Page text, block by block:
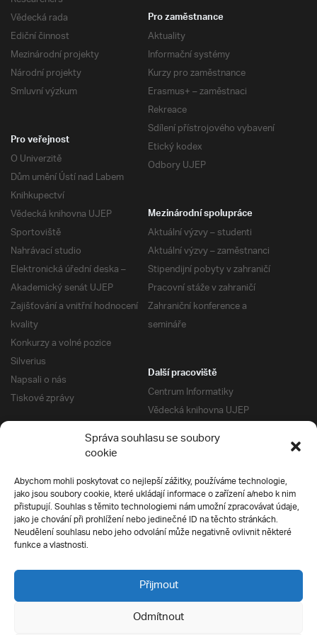
Správa souhlasu se soubory
cookie
Abychom mohli poskytovat co nejlepší zážitky, používáme technologie,
jako jsou soubory cookie, které ukládají informace o zařízení a/nebo k nim
přistupují. Souhlas s těmito technologiemi nám umožní zpracovávat údaje,
jako je chování při prohlížení nebo jedinečné ID na těchto stránkách.
Neudělení souhlasu nebo jeho odvolání může negativně ovlivnit některé
funkce a vlastnosti.
Přijmout
Odmítnout
Vědecká rada
Ediční činnost
Mezinárodní projekty
Národní projekty
Smluvní výzkum
Pro zaměstnance
Aktuality
Informační systémy
Kurzy pro zaměstnance
Erasmus+ – zaměstnaci
Rekreace
Sdílení přístrojového vybavení
Etický kodex
Odbory UJEP
Pro veřejnost
O Univerzitě
Dům umění Ústí nad Labem
Knihkupectví
Vědecká knihovna UJEP
Sportoviště
Nahrávací studio
Elektronická úřední deska –
Akademický senát UJEP
Zajišťování a vnitřní hodnocení
kvality
Konkurzy a volné pozice
Silverius
Napsali o nás
Tiskové zprávy
Mezinárodní spolupráce
Aktuální výzvy – studenti
Aktuální výzvy – zaměstnanci
Stipendijní pobyty v zahraničí
Pracovní stáže v zahraničí
Zahraniční konference a
semináře
Další pracoviště
Centrum Informatiky
Vědecká knihovna UJEP
Správa kolejí a menz
Univerzitní centrum podpory
Silverius
Pro uchazeče
Přijímací řízení
E-prihlaska
Přípravné kurzy
Ochrana soukromí